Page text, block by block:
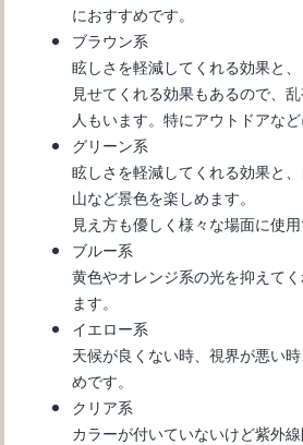
カラーレンズメガネは夜にかけてもい
におすすめです。
ブラウン系
眩しさを軽減してくれる効果と
見せてくれる効果もあるので、
人もいます。特にアウトドアなど
グリーン系
眩しさを軽減してくれる効果と
山など景色を楽しめます。
見え方も優しく様々な場面に使用
ブルー系
黄色やオレンジ系の光を抑えて
ます。
イエロー系
天候が良くない時、視界が悪い
めです。
クリア系
カラーが付いていないけど紫外